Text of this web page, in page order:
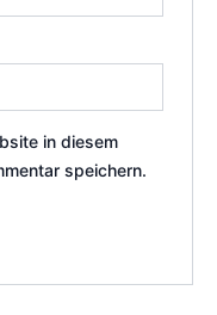
in diesem
speichern.